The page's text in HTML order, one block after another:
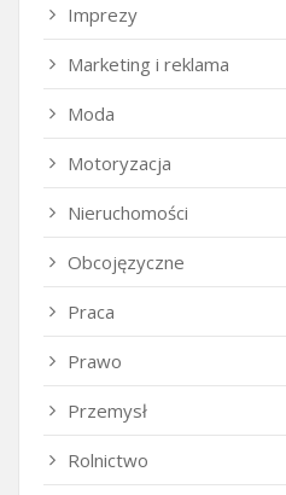
Imprezy
Marketing i reklama
Moda
Motoryzacja
Nieruchomości
Obcojęzyczne
Praca
Prawo
Przemysł
Rolnictwo